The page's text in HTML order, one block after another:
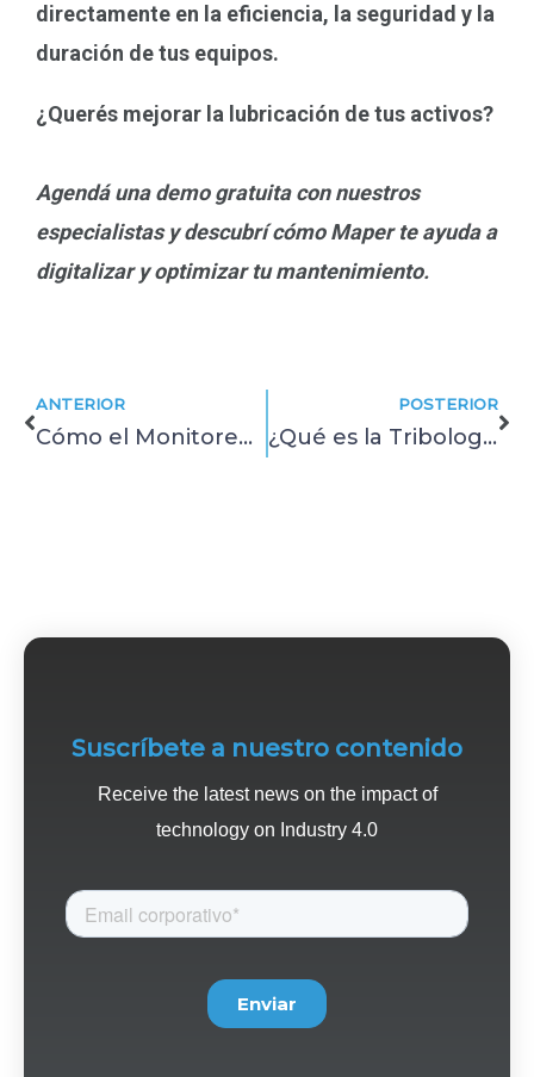
directamente en la eficiencia, la seguridad y la
duración de tus equipos.
¿Querés mejorar la lubricación de tus activos?
Agendá una demo gratuita con nuestros
especialistas y descubrí cómo Maper te ayuda a
digitalizar y optimizar tu mantenimiento.
ANTERIOR
Cómo el Monitoreo Predictivo mejora la eficiencia de tus activos
POSTERIOR
¿Qué es la Tribología? concepto, aplicaciones y su impacto en el mantenimiento
Suscríbete a nuestro contenido
Receive the latest news on the impact of
technology on Industry 4.0